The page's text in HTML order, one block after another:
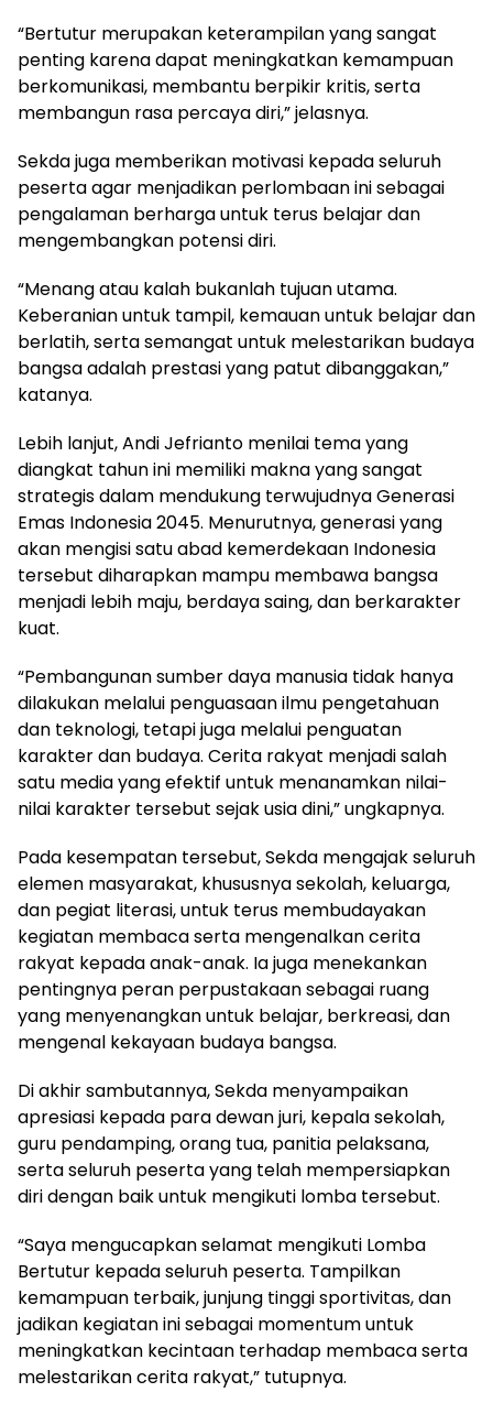
“Bertutur merupakan keterampilan yang sangat
penting karena dapat meningkatkan kemampuan
berkomunikasi, membantu berpikir kritis, serta
membangun rasa percaya diri,” jelasnya.
Sekda juga memberikan motivasi kepada seluruh
peserta agar menjadikan perlombaan ini sebagai
pengalaman berharga untuk terus belajar dan
mengembangkan potensi diri.
“Menang atau kalah bukanlah tujuan utama.
Keberanian untuk tampil, kemauan untuk belajar dan
berlatih, serta semangat untuk melestarikan budaya
bangsa adalah prestasi yang patut dibanggakan,”
katanya.
Lebih lanjut, Andi Jefrianto menilai tema yang
diangkat tahun ini memiliki makna yang sangat
strategis dalam mendukung terwujudnya Generasi
Emas Indonesia 2045. Menurutnya, generasi yang
akan mengisi satu abad kemerdekaan Indonesia
tersebut diharapkan mampu membawa bangsa
menjadi lebih maju, berdaya saing, dan berkarakter
kuat.
“Pembangunan sumber daya manusia tidak hanya
dilakukan melalui penguasaan ilmu pengetahuan
dan teknologi, tetapi juga melalui penguatan
karakter dan budaya. Cerita rakyat menjadi salah
satu media yang efektif untuk menanamkan nilai-
nilai karakter tersebut sejak usia dini,” ungkapnya.
Pada kesempatan tersebut, Sekda mengajak seluruh
elemen masyarakat, khususnya sekolah, keluarga,
dan pegiat literasi, untuk terus membudayakan
kegiatan membaca serta mengenalkan cerita
rakyat kepada anak-anak. Ia juga menekankan
pentingnya peran perpustakaan sebagai ruang
yang menyenangkan untuk belajar, berkreasi, dan
mengenal kekayaan budaya bangsa.
Di akhir sambutannya, Sekda menyampaikan
apresiasi kepada para dewan juri, kepala sekolah,
guru pendamping, orang tua, panitia pelaksana,
serta seluruh peserta yang telah mempersiapkan
diri dengan baik untuk mengikuti lomba tersebut.
“Saya mengucapkan selamat mengikuti Lomba
Bertutur kepada seluruh peserta. Tampilkan
kemampuan terbaik, junjung tinggi sportivitas, dan
jadikan kegiatan ini sebagai momentum untuk
meningkatkan kecintaan terhadap membaca serta
melestarikan cerita rakyat,” tutupnya.